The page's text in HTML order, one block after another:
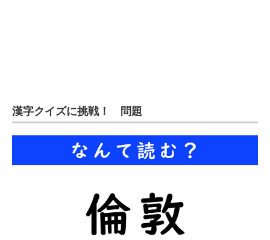
モノづくり技術者専門サイト
エレクトロニクス専門サイト
電子設計の基本と応用
建設×テクノロジーの最前線
漢字クイズに挑戦！ 問題